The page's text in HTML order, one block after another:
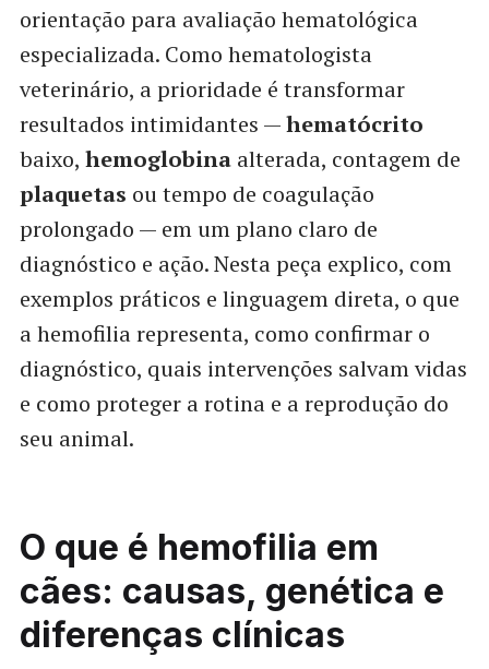
orientação para avaliação hematológica
especializada. Como hematologista
veterinário, a prioridade é transformar
resultados intimidantes —hematócrito
baixo, hemoglobinaalterada, contagem de
plaquetas ou tempo de coagulação
prolongado — em um plano claro de
diagnóstico e ação. Nesta peça explico, com
exemplos práticos e linguagem direta, o que
a hemofilia representa, como confirmar o
diagnóstico, quais intervenções salvam vidas
e como proteger a rotina e a reprodução do
seu animal.
O que é hemofilia em
cães: causas, genética e
diferenças clínicas